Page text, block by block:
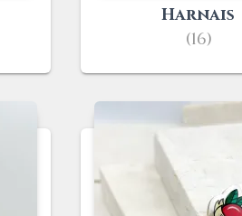
Harnais
(16)